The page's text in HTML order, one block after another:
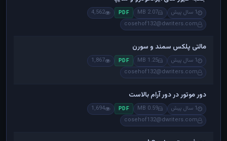
1 سال پیش 2.07 MB
PDF
4,562
cosehof132@dwriters.com
مالتی پلکس سمند و سورن
1 سال پیش 1.25 MB
PDF
1,867
cosehof132@dwriters.com
دور موتور در دور آرام بالاست
1 سال پیش 0.59 MB
PDF
1,694
cosehof132@dwriters.com